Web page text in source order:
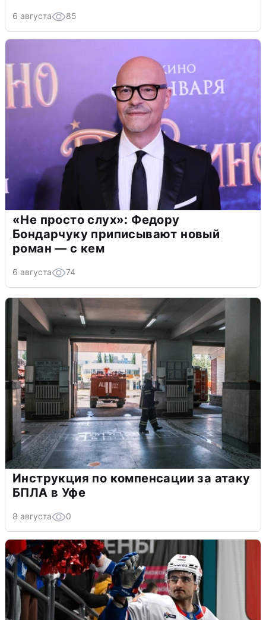
6 августа 85
«Не просто слух»: Федору
Бондарчуку приписывают новый
роман — с кем
6 августа 74
Инструкция по компенсации за атаку
БПЛА в Уфе
8 августа 0